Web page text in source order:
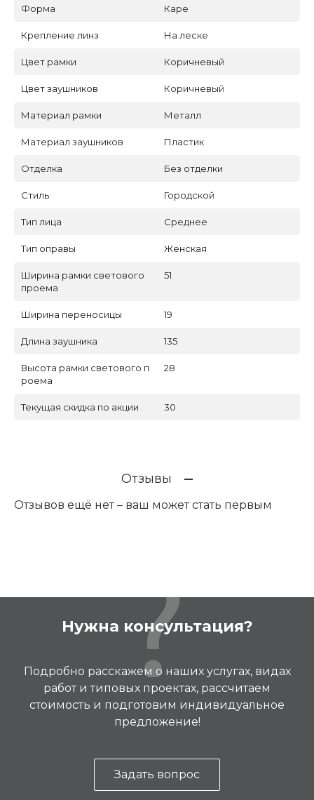
Форма Каре
Крепление линз На леске
Цвет рамки Коричневый
Цвет заушников Коричневый
Материал рамки Металл
Материал заушников Пластик
Отделка Без отделки
Стиль Городской
Тип лица Среднее
Тип оправы Женская
Ширина рамки светового
проема
51
Ширина переносицы 19
Длина заушника 135
Высота рамки светового п
роема
28
Текущая скидка по акции 30
Отзывы
Отзывов ещё нет – ваш может стать первым
Нужна консультация?
Подробно расскажем о наших услугах, видах
работ и типовых проектах, рассчитаем
стоимость и подготовим индивидуальное
предложение!
Задать вопрос